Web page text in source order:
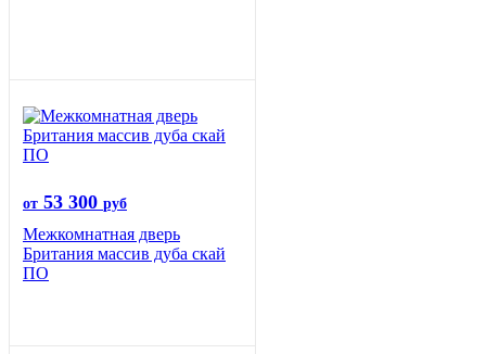
от 53 300 руб
Межкомнатная дверь
Британия массив дуба скай
ПО